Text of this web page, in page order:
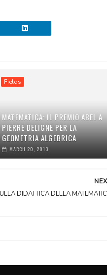
Fields
MATEMATICA: IL PREMIO ABEL A
PIERRE DELIGNE PER LA
GEOMETRIA ALGEBRICA
MARCH 20, 2013
DIDATTICA DELLA